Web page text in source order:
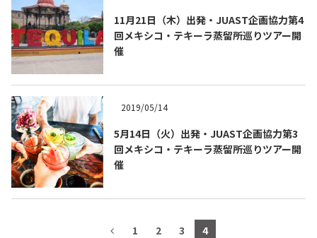
11月21日（木）出発・JUAST企画協力第4
回メキシコ・テキーラ蒸留所巡りツアー開
催
2019/05/14
5月14日（火）出発・JUAST企画協力第3
回メキシコ・テキーラ蒸留所巡りツアー開
催
1 2 3 4